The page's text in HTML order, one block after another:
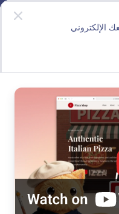
صمم النماذج باستخدام Jotform AI. قم بإنشاء قوالب من خلال
مزامنة ألوان
في ثوانٍ معدودة.
الإلكتروني